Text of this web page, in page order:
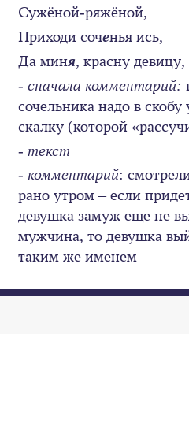
Сужёной-ряжёной,
Приходи соченья ись,
Да миня, красну девицу,
- сначала комментарий:
сочельника надо в скобу
скалку (которой
- текст
- комментарий:
рано утром – если
девушка замуж еще не
мужчина, то девушка
таким же именем